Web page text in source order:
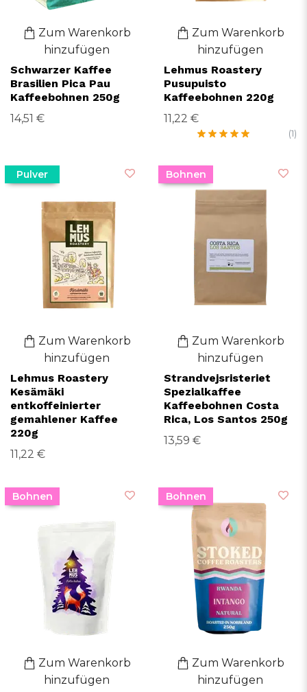
Zum Warenkorb
hinzufügen
Schwarzer Kaffee
Brasilien Pica Pau
Kaffeebohnen 250g
14,51 €
Zum Warenkorb
hinzufügen
Lehmus Roastery
Pusupuisto
Kaffeebohnen 220g
11,22 €
(1)
Pulver
Zum Warenkorb
hinzufügen
Lehmus Roastery
Kesämäki
entkoffeinierter
gemahlener Kaffee
220g
11,22 €
Bohnen
Zum Warenkorb
hinzufügen
Strandvejsristeriet
Spezialkaffee
Kaffeebohnen Costa
Rica, Los Santos 250g
13,59 €
Bohnen
Zum Warenkorb
hinzufügen
Bohnen
Zum Warenkorb
hinzufügen